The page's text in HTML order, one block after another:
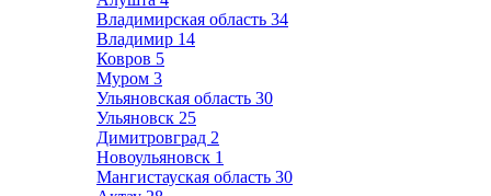
Владимирская область 34
Владимир 14
Ковров 5
Муром 3
Ульяновская область 30
Ульяновск 25
Димитровград 2
Новоульяновск 1
Мангистауская область 30